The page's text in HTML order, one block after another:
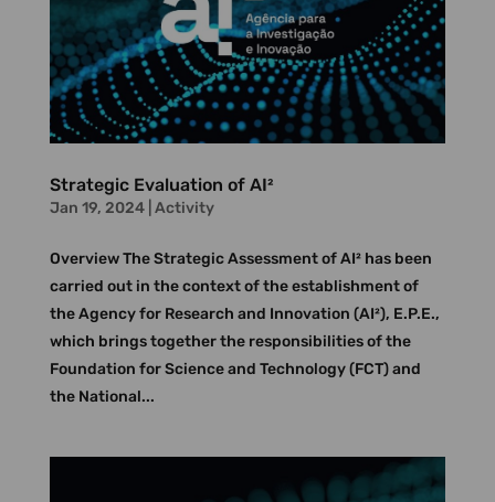
Strategic Evaluation of AI²
Jan 19, 2024| Activity
Overview The Strategic Assessment of AI² has been
carried out in the context of the establishment of
the Agency for Research and Innovation (AI²), E.P.E.,
which brings together the responsibilities of the
Foundation for Science and Technology (FCT) and
the National...